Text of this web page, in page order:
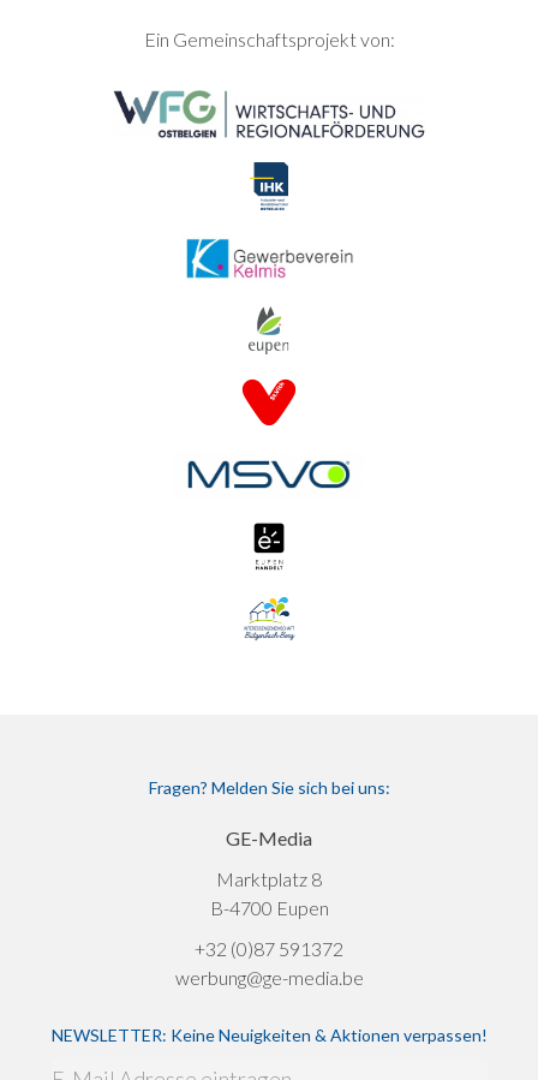
SEITENFUSSEin Gemeinschaftsprojekt von:
Fragen? Melden Sie sich bei uns:
GE-Media
Marktplatz 8
B-4700 Eupen
+32 (0)87 591372
werbung@ge-media.be
NEWSLETTER: Keine Neuigkeiten & Aktionen verpassen!